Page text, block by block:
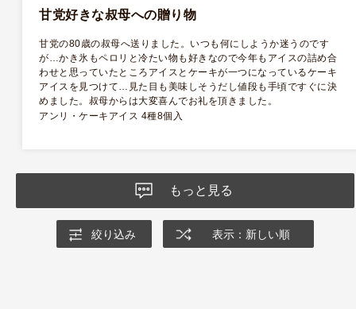
甘党好きな叔母への贈り物
甘党の80歳の叔母へ送りました。いつも何にしようか迷うのです
が…かき氷もペロリと冷たい物も好きなので今年もアイスの詰め合
わせと思っていたところアイスとケーキが一つになっているケーキ
アイスを見つけて…見た目も美味しそうだし値段も手頃ですぐに決
めました。叔母からは大変喜んでお礼を頂きました。
アンリ・ケーキアイス 4種8個入
もっと見る
絞り込み 表示：新しい順